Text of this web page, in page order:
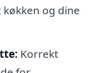
og dine
Korrekt